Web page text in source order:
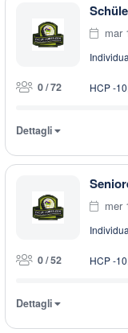
mar
0 / 72 HCP -
Dettagli
mer
0 / 52 HCP -
Dettagli